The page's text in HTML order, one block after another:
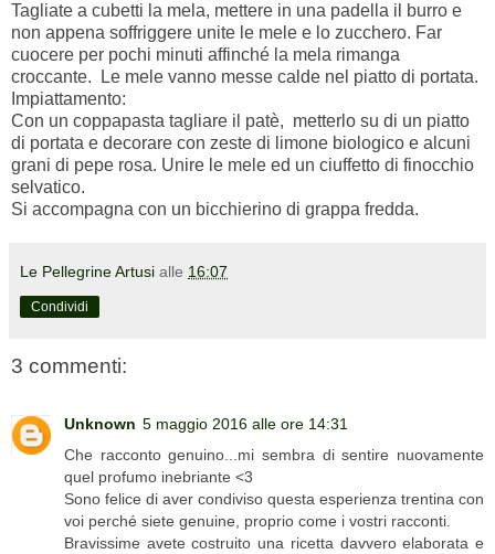
Tagliate a cubetti la mela, mettere in una padella il burro e
non appena soffriggere unite le mele e lo zucchero. Far
cuocere per pochi minuti affinché la mela rimanga
croccante. Le mele vanno messe calde nel piatto di portata.
Impiattamento:
Con un coppapasta tagliare il patè, metterlo su di un piatto
di portata e decorare con zeste di limone biologico e alcuni
grani di pepe rosa. Unire le mele ed un ciuffetto di finocchio
selvatico.
Si accompagna con un bicchierino di grappa fredda.
Le Pellegrine Artusi alle 16:07
Condividi
3 commenti:
Unknown 5 maggio 2016 alle ore 14:31
Che racconto genuino...mi sembra di sentire nuovamente
quel profumo inebriante <3
Sono felice di aver condiviso questa esperienza trentina con
voi perché siete genuine, proprio come i vostri racconti.
Bravissime avete costruito una ricetta davvero elaborata e